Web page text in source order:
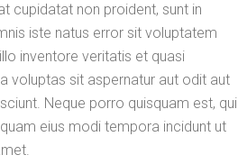
cupidatat non proident, sunt in
iste natus error sit voluptatem
inventore veritatis et quasi
voluptas sit aspernatur aut odit aut
Neque porro quisquam est, qui
eius modi tempora incidunt ut